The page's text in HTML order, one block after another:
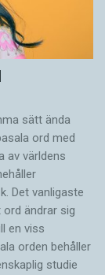
sätt ända
ord med
av världens
Det vanligaste
ändrar sig
en viss
orden behåller
studie